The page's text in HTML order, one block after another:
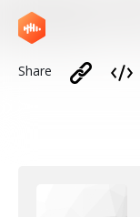
Share